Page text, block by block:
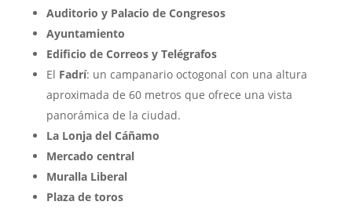
Auditorio y Palacio de Congresos
Ayuntamiento
Edificio de Correos y Telégrafos
El Fadrí: un campanario octogonal con una altura
aproximada de 60 metros que ofrece una vista
panorámica de la ciudad.
La Lonja del Cáñamo
Mercado central
Muralla Liberal
Plaza de toros